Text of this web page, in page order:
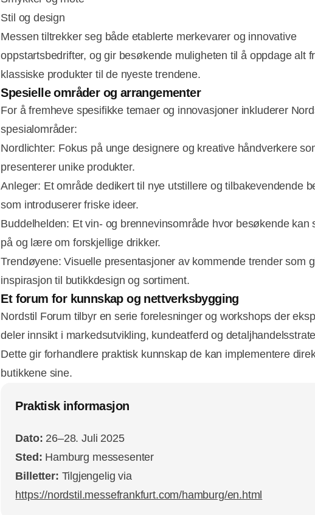
Stil og design
Messen tiltrekker seg både etablerte merkevarer og innovative
oppstartsbedrifter, og gir besøkende muligheten til å oppdage alt
klassiske produkter til de nyeste trendene.
Spesielle områder og arrangementer
For å fremheve spesifikke temaer og innovasjoner inkluderer
spesialområder:
Nordlichter: Fokus på unge designere og kreative håndverkere
presenterer unike produkter.
Anleger: Et område dedikert til nye utstillere og tilbakevendende
som introduserer friske ideer.
Buddelhelden: Et vin- og brennevinsområde hvor besøkende kan
på og lære om forskjellige drikker.
Trendøyene: Visuelle presentasjoner av kommende trender som
inspirasjon til butikkdesign og sortiment.
Et forum for kunnskap og nettverksbygging
Nordstil Forum tilbyr en serie forelesninger og workshops der
deler innsikt i markedsutvikling, kundeatferd og
Dette gir forhandlere praktisk kunnskap de kan implementere
butikkene sine.
Praktisk informasjon
Dato: 26–28. Juli 2025
Sted: Hamburg messesenter
Billetter: Tilgjengelig via
https://nordstil.messefrankfurt.com/hamburg/en.html